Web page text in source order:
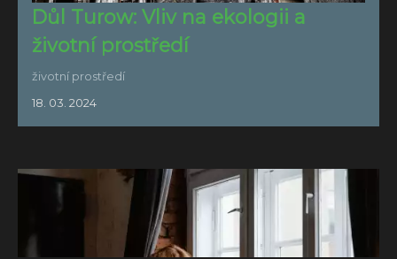
Důl Turow: Vliv na ekologii a
životní prostředí
životní prostředí
18. 03. 2024